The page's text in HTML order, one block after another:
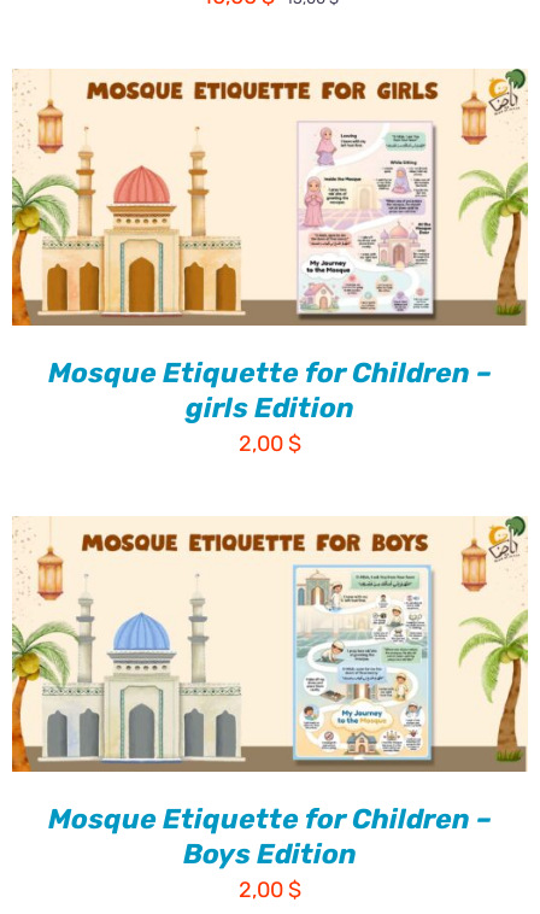
هو:
15,00 $.
هو:
10,00 $.
Mosque Etiquette for Children –
girls Edition
2,00$
Mosque Etiquette for Children –
Boys Edition
2,00$